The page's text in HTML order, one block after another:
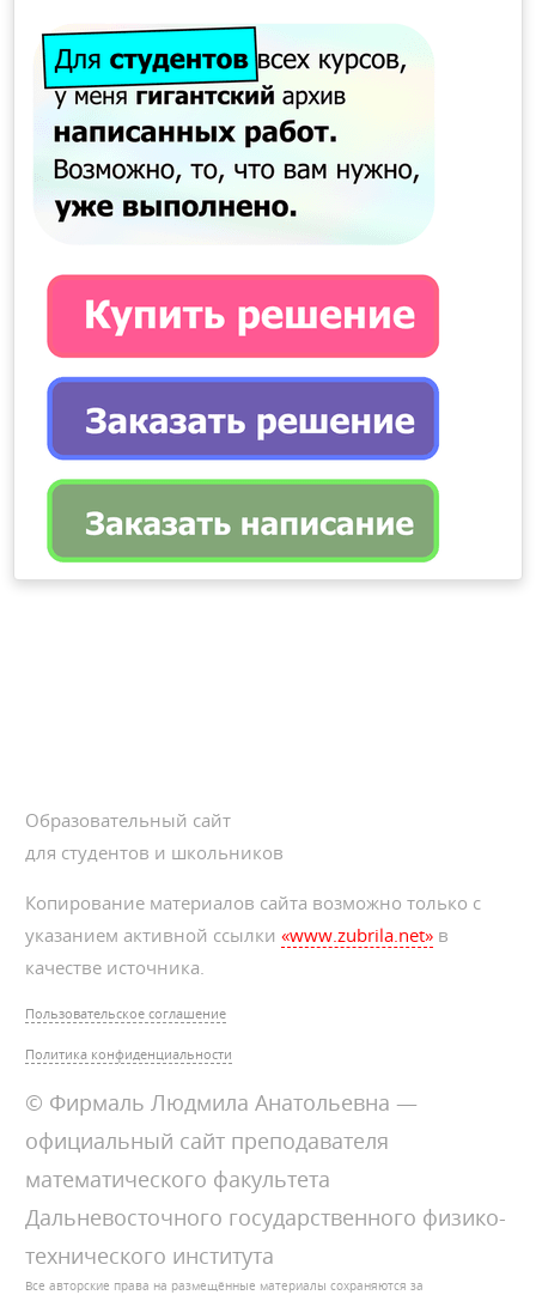
Образовательный сайт
для студентов и школьников
Копирование материалов сайта возможно только с
указанием активной ссылки«www.zubrila.net» в
качестве источника.
Пользовательское соглашение
Политика конфиденциальности
© Фирмаль Людмила Анатольевна —
официальный сайт преподавателя
математического факультета
Дальневосточного государственного физико-
технического института
Все авторские права на размещённые материалы сохраняются за